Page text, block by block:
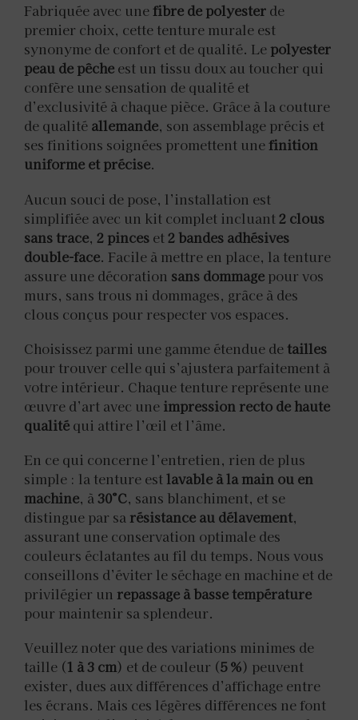
Fabriquée avec unefibre de polyester de
premier choix, cette tenture murale est
synonyme de confort et de qualité. Le polyester
peau de pêche est un tissu doux au toucher qui
confère une sensation de qualité et
d’exclusivité à chaque pièce. Grâce à la couture
de qualité allemande, son assemblage précis et
ses finitions soignées promettent unefinition
uniforme et précise.
Aucun souci de pose, l’installation est
simplifiée avec un kit complet incluant 2 clous
sans trace, 2 pinces et 2 bandes adhésives
double-face. Facile à mettre en place, la tenture
assure une décoration sans dommage pour vos
murs, sans trous ni dommages, grâce à des
clous conçus pour respecter vos espaces.
Choisissez parmi une gamme étendue detailles
pour trouver celle qui s’ajustera parfaitement à
votre intérieur. Chaque tenture représente une
œuvre d’art avec une impression recto de haute
qualité qui attire l’œil et l’âme.
En ce qui concerne l’entretien, rien de plus
simple : la tenture estlavable à la main ou en
machine, à30°C, sans blanchiment, et se
distingue par sa résistance au délavement,
assurant une conservation optimale des
couleurs éclatantes au fil du temps. Nous vous
conseillons d’éviter le séchage en machine et de
privilégier un repassage à basse température
pour maintenir sa splendeur.
Veuillez noter que des variations minimes de
taille (1 à 3 cm) et de couleur (5 %) peuvent
exister, dues aux différences d’affichage entre
les écrans. Mais ces légères différences ne font